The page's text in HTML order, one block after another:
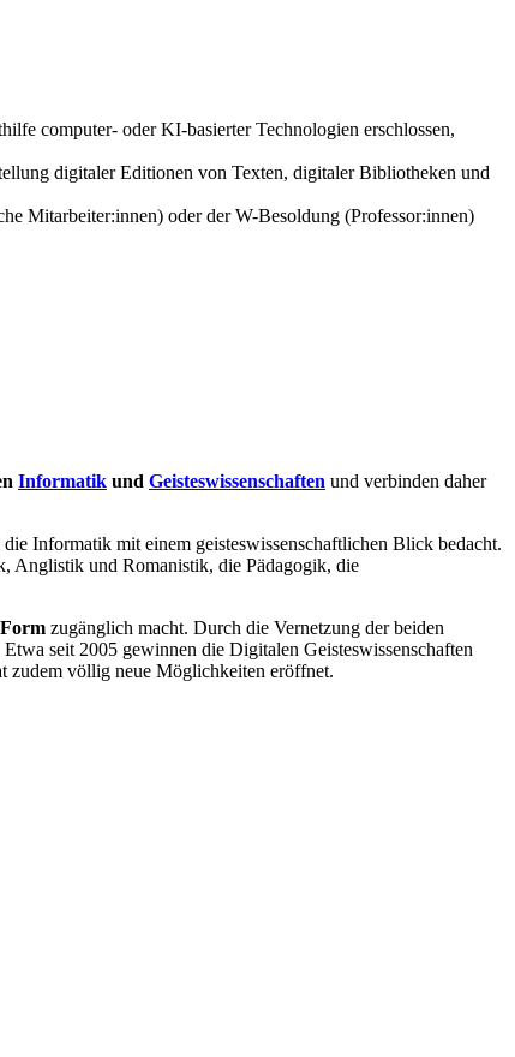
computer- oder KI-basierter Technologien erschlossen,
digitaler Editionen von Texten, digitaler Bibliotheken und
Mitarbeiter:innen) oder der W-Besoldung (Professor:innen)
Informatik und Geisteswissenschaften und verbinden daher
Informatik mit einem geisteswissenschaftlichen Blick bedacht.
Anglistik und Romanistik, die Pädagogik, die
zugänglich macht. Durch die Vernetzung der beiden
seit 2005 gewinnen die Digitalen Geisteswissenschaften
zudem völlig neue Möglichkeiten eröffnet.